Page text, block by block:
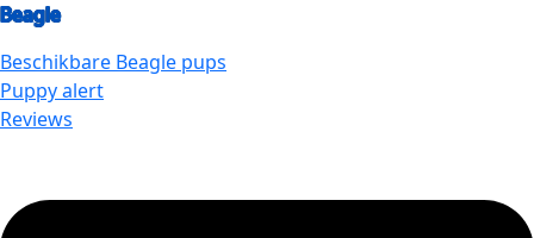
Beagle
Beschikbare Beagle pups
Puppy alert
Reviews